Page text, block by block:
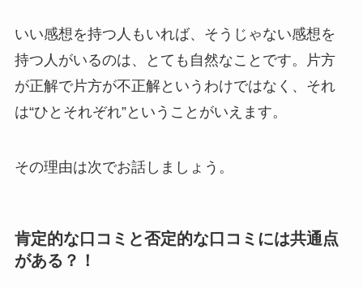
いい感想を持つ人もいれば、そうじゃない感想を
持つ人がいるのは、とても自然なことです。片方
が正解で片方が不正解というわけではなく、それ
は“ひとそれぞれ”ということがいえます。
その理由は次でお話しましょう。
肯定的な口コミと否定的な口コミには共通点
がある？！